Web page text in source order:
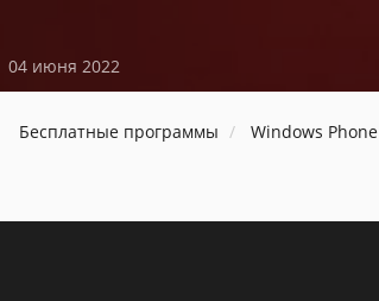
04 июня 2022
Бесплатные программы Windows Phone